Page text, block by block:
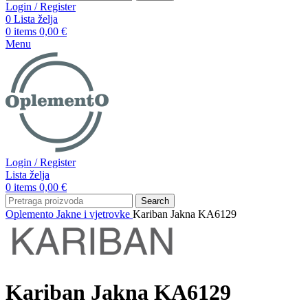
Login / Register
0 Lista želja
0 items 0,00 €
Menu
Login / Register
Lista želja
0 items 0,00 €
Search
Oplemento Jakne i vjetrovke Kariban Jakna KA6129
Kariban Jakna KA6129